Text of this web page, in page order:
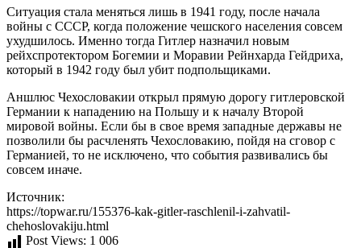
Ситуация стала меняться лишь в 1941 году, после начала
войны с СССР, когда положение чешского населения совсем
ухудшилось. Именно тогда Гитлер назначил новым
рейхспротектором Богемии и Моравии Рейнхарда Гейдриха,
который в 1942 году был убит подпольщиками.
Аншлюс Чехословакии открыл прямую дорогу гитлеровской
Германии к нападению на Польшу и к началу Второй
мировой войны. Если бы в свое время западные державы не
позволили бы расчленять Чехословакию, пойдя на сговор с
Германией, то не исключено, что события развивались бы
совсем иначе.
Источник:
https://topwar.ru/155376-kak-gitler-raschlenil-i-zahvatil-
chehoslovakiju.html
Post Views: 1 006